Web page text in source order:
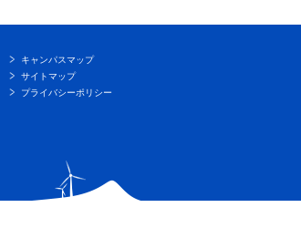
キャンパスマップ
サイトマップ
プライバシーポリシー